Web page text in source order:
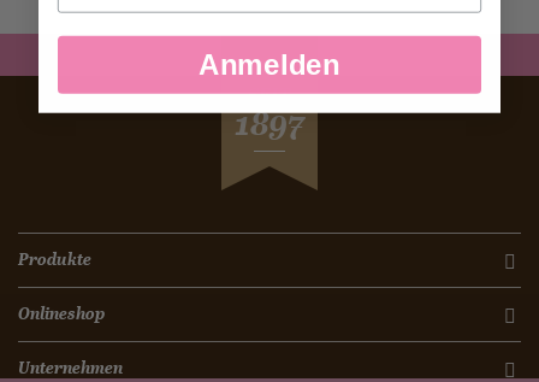
SEIT
1897
Produkte
Onlineshop
Unternehmen
Anmelden